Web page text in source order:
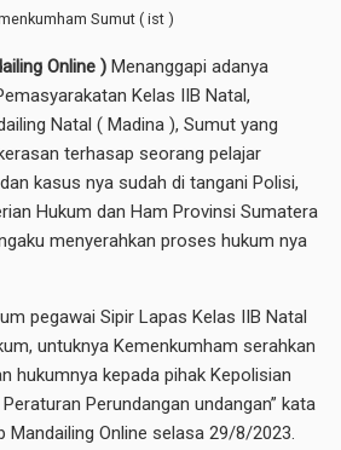
Sumut ( ist )
Online ) Menanggapi adanya
Kelas IIB Natal,
Natal ( Madina ), Sumut yang
terhasap seorang pelajar
kasus nya sudah di tangani Polisi,
Hukum dan Ham Provinsi Sumatera
menyerahkan proses hukum nya
pegawai Sipir Lapas Kelas IIB Natal
untuknya Kemenkumham serahkan
hukumnya kepada pihak Kepolisian
Perundangan undangan” kata
Mandailing Online selasa 29/8/2023.